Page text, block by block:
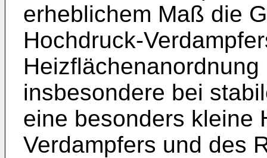
erheblichem Maß die
Hochdruck-
insbesondere bei
eine besonders kleine
Verdampfers und des